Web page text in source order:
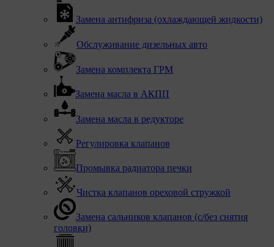
Замена антифриза (охлаждающей жидкости)
Обслуживание дизельных авто
Замена комплекта ГРМ
Замена масла в АКПП
Замена масла в редукторе
Регулировка клапанов
Промывка радиатора печки
Чистка клапанов ореховой стружкой
Замена сальников клапанов (с/без снятия
головки)